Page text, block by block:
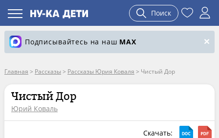
Поиск
Подписывайтесь на наш MAX
Главная > Рассказы > Рассказы Юрия Коваля > Чистый Дор
Чистый Дор
Юрий Коваль
Скачать: